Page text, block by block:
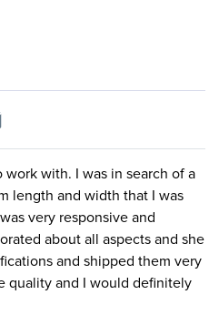
with. I was in search of a
length and width that I was
very responsive and
about all aspects and she
and shipped them very
quality and I would definitely